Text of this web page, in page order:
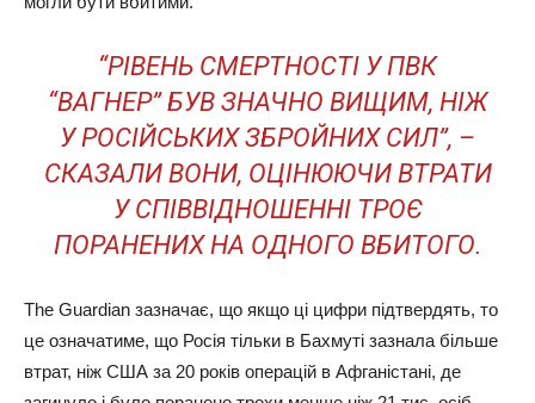
“РІВЕНЬ СМЕРТНОСТІ У ПВК
“ВАГНЕР” БУВ ЗНАЧНО ВИЩИМ, НІЖ
У РОСІЙСЬКИХ ЗБРОЙНИХ СИЛ”, –
СКАЗАЛИ ВОНИ, ОЦІНЮЮЧИ ВТРАТИ
У СПІВВІДНОШЕННІ ТРОЄ
ПОРАНЕНИХ НА ОДНОГО ВБИТОГО.
The Guardian зазначає, що якщо ці цифри підтвердять, то
це означатиме, що Росія тільки в Бахмуті зазнала більше
втрат, ніж США за 20 років операцій в Афганістані, де